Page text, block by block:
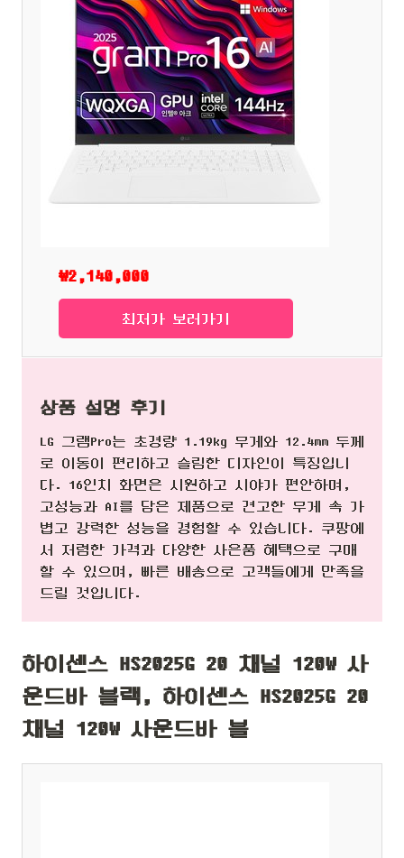
₩2,140,000
최저가 보러가기
상품 설명 후기
LG 그램Pro는 초경량 1.19kg 무게와 12.4mm 두께
로 이동이 편리하고 슬림한 디자인이 특징입니
다. 16인치 화면은 시원하고 시야가 편안하며,
고성능과 AI를 담은 제품으로 견고한 무게 속 가
볍고 강력한 성능을 경험할 수 있습니다. 쿠팡에
서 저렴한 가격과 다양한 사은품 혜택으로 구매
할 수 있으며, 빠른 배송으로 고객들에게 만족을
드릴 것입니다.
하이센스 HS2025G 20 채널 120W 사
운드바 블랙, 하이센스 HS2025G 20
채널 120W 사운드바 블